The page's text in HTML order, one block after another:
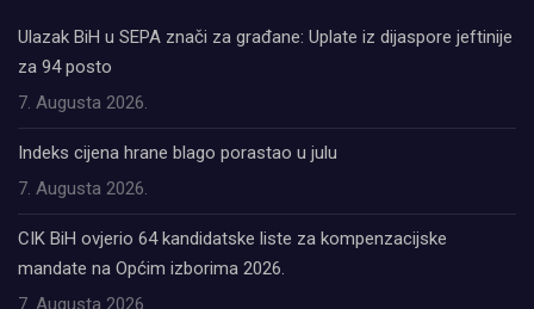
Ulazak BiH u SEPA znači za građane: Uplate iz dijaspore jeftinije
za 94 posto
7. Augusta 2026.
Indeks cijena hrane blago porastao u julu
7. Augusta 2026.
CIK BiH ovjerio 64 kandidatske liste za kompenzacijske
mandate na Općim izborima 2026.
7. Augusta 2026.